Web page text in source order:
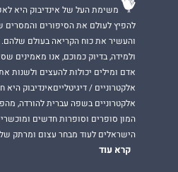
משימת העל של אינדיבוק היא
להפיץ לעולם את הסיפורים
והעשיר את כוח הקריאה בעולם שלהם.
ולמידה, בדיוק כמוכם, אנו מאמינים
אדם ומילים יכולות להעצים ולשנות
אלקטרוניים / דיגיטלייםאינדיבוק
אלקטרוניים בשפה עברית להורדה,
המון סופרים וסופרות חדשים
הישראלים לעוד מבחר עצום ומרתק
קרא עוד